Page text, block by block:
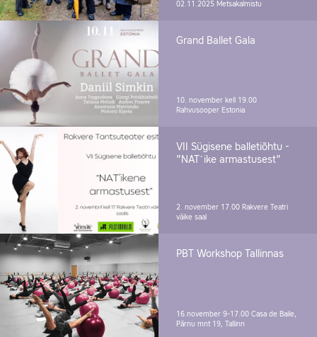
02.11.2025 Metsakalmistu
Grand Ballet Gala
10. november kell 19.00
Rahvusooper Estonia
VII Sügisene balletiõhtu -
"NAT´ike armastusest"
2. november 17.00 Rakvere Teatri
väike saal
PBT Workshop Tallinnas
16.november 9-17.00 Casa de Baile,
Pärnu mnt 19, Tallinn